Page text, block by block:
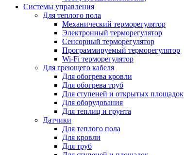
Системы управления
Для теплого пола
Механический терморегулятор
Электронный терморегулятор
Сенсорный терморегулятор
Программируемый терморегулятор
Wi-Fi терморегулятор
Для греющего кабеля
Для обогрева кровли
Для обогрева труб
Для ступеней и открытых площадок
Для оборудования
Для теплиц и грунта
Датчики
Для теплого пола
Для кровли
Для труб